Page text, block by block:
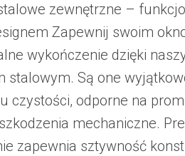
zewnętrzne –
Zapewnij swoim
wykończenie dzięki
stalowym. Są one
czystości, odporne na
mechaniczne.
zapewnia sztywność